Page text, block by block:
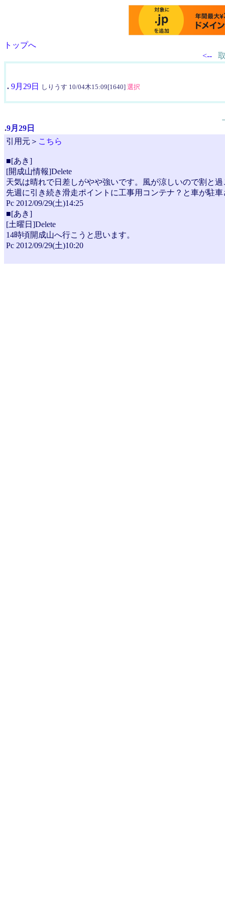
トップへ
<--
. 9月29日 しりうす 10/04木15:09[1640] 選択
.9月29日
引用元＞ こちら
■[あき]
[開成山情報]Delete
天気は晴れで日差しがやや強いです。風が涼しいので割と
先週に引き続き滑走ポイントに工事用コンテナ？と車が駐
Pc 2012/09/29(土)14:25
■[あき]
[土曜日]Delete
14時頃開成山へ行こうと思います。
Pc 2012/09/29(土)10:20